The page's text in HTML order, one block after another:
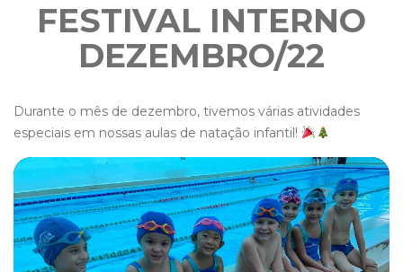
FESTIVAL INTERNO
DEZEMBRO/22
Durante o mês de dezembro, tivemos várias atividades
especiais em nossas aulas de natação infantil!